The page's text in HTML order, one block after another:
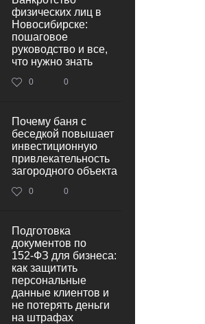
физических лиц в
Новосибирске:
пошаговое
руководство и все,
что нужно знать
0 0
Почему баня с
беседкой повышает
инвестиционную
привлекательность
загородного объекта
0 0
Подготовка
документов по
152‑ФЗ для бизнеса:
как защитить
персональные
данные клиентов и
не потерять деньги
на штрафах